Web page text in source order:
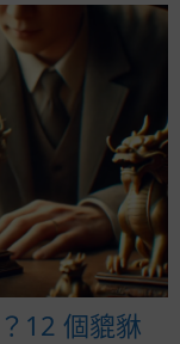
12 個貔貅